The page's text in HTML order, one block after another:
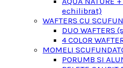
echilibrat)
WAFTERS CU
DUO
4 COLOR
MOMELI
PORUMB SI